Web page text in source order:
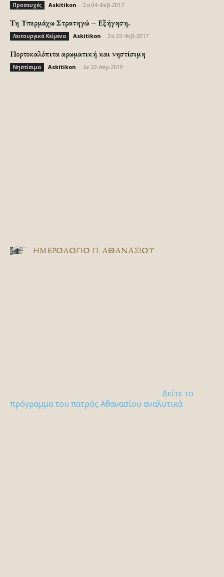
Προσευχές Askitikon Σα 04-Φεβ-2017
Τη Υπερμάχω Στρατηγώ – Εξήγηση.
Λειτουργικά Κείμενα Askitikon Σα 25-Φεβ-2017
Πορτοκαλόπιτα αρωματική και νηστίσιμη
Νηστίσιμα Askitikon Δε 22-Απρ-2019
ΗΜΕΡΟΛΟΓΙΟ Π. ΑΘΑΝΑΣΙΟΥ
Δείτε το
πρόγραμμα του πατρός Αθανασίου αναλυτικά